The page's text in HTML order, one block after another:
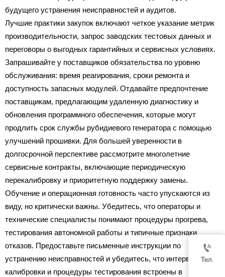
будущего устранения неисправностей и аудитов.
Лучшие практики закупок включают четкое указание метрик
производительности, запрос заводских тестовых данных и
переговоры о выгодных гарантийных и сервисных условиях.
Запрашивайте у поставщиков обязательства по уровню
обслуживания: время реагирования, сроки ремонта и
доступность запасных модулей. Отдавайте предпочтение
поставщикам, предлагающим удаленную диагностику и
обновления программного обеспечения, которые могут
продлить срок службы рубидиевого генератора с помощью
улучшений прошивки. Для большей уверенности в
долгосрочной перспективе рассмотрите многолетние
сервисные контракты, включающие периодическую
перекалибровку и приоритетную поддержку замены.
Обучение и операционная готовность часто упускаются из
виду, но критически важны. Убедитесь, что операторы и
технические специалисты понимают процедуры прогрева,
тестирования автономной работы и типичные признаки
отказов. Предоставьте письменные инструкции по
устранению неисправностей и убедитесь, что интервалы
калибровки и процедуры тестирования встроены в

Тел.